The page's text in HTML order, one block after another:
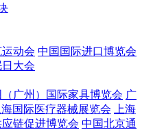
动会 中国国际进口博览会
日大会
广州）国际家具博览会 广
海国际医疗器械展览会
上海
链促进博览会 中国北京通